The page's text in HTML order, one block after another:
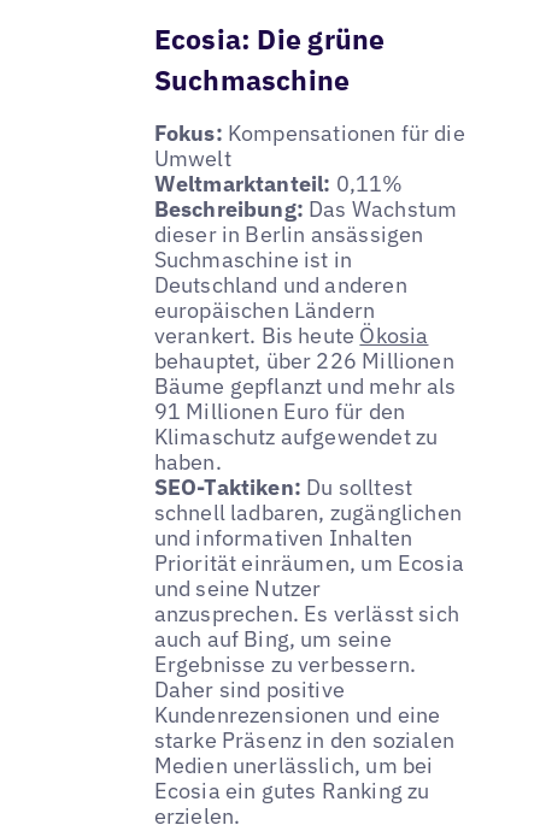
Ecosia: Die grüne
Suchmaschine
Fokus: Kompensationen für die
Umwelt
Weltmarktanteil: 0,11%
Beschreibung: Das Wachstum
dieser in Berlin ansässigen
Suchmaschine ist in
Deutschland und anderen
europäischen Ländern
verankert. Bis heute Ökosia
behauptet, über 226 Millionen
Bäume gepflanzt und mehr als
91 Millionen Euro für den
Klimaschutz aufgewendet zu
haben.
SEO-Taktiken: Du solltest
schnell ladbaren, zugänglichen
und informativen Inhalten
Priorität einräumen, um Ecosia
und seine Nutzer
anzusprechen. Es verlässt sich
auch auf Bing, um seine
Ergebnisse zu verbessern.
Daher sind positive
Kundenrezensionen und eine
starke Präsenz in den sozialen
Medien unerlässlich, um bei
Ecosia ein gutes Ranking zu
erzielen.